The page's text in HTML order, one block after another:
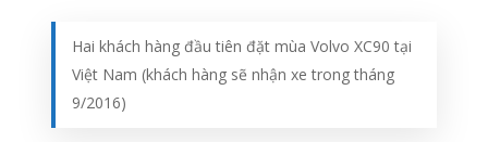
Hai khách hàng đầu tiên đặt mùa Volvo XC90 tại
Việt Nam (khách hàng sẽ nhận xe trong tháng
9/2016)